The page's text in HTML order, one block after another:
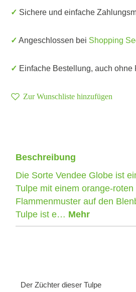
✓ Sichere und einfache
✓ Angeschlossen bei Shopping
✓ Einfache Bestellung, auch ohne
Zur Wunschliste hinzufügen
Beschreibung
Die Sorte Vendee Globe ist
Tulpe mit einem orange-roten
Flammenmuster auf den
Tulpe ist e… Mehr
Der Züchter dieser Tulpe